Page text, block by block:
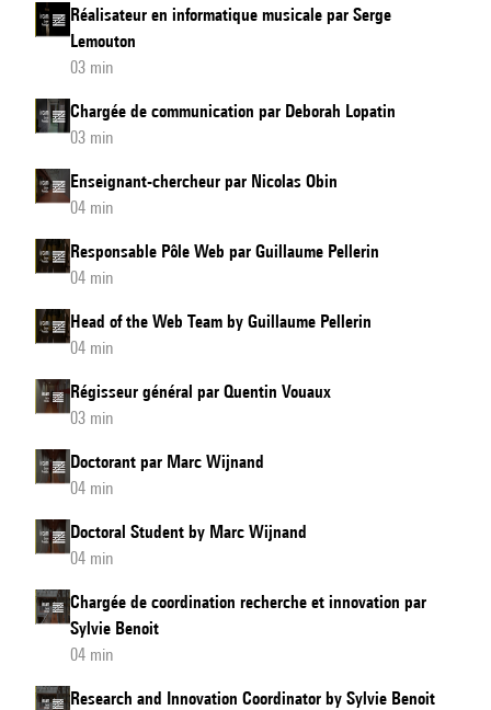
Réalisateur en informatique musicale par Serge
Lemouton
03 min
Chargée de communication par Deborah Lopatin
03 min
Enseignant-chercheur par Nicolas Obin
04 min
Responsable Pôle Web par Guillaume Pellerin
04 min
Head of the Web Team by Guillaume Pellerin
04 min
Régisseur général par Quentin Vouaux
03 min
Doctorant par Marc Wijnand
04 min
Doctoral Student by Marc Wijnand
04 min
Chargée de coordination recherche et innovation par
Sylvie Benoit
04 min
Research and Innovation Coordinator by Sylvie Benoit